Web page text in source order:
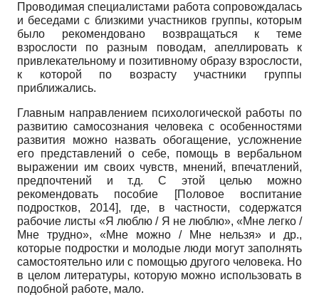
Проводимая специалистами работа сопровождалась
и беседами с близкими участников группы, которым
было рекомендовано возвращаться к теме
взрослости по разным поводам, апеллировать к
привлекательному и позитивному образу взрослости,
к которой по возрасту участники группы
приближались.
Главным направлением психологической работы по
развитию самосознания человека с особенностями
развития можно назвать обогащение, усложнение
его представлений о себе, помощь в вербальном
выражении им своих чувств, мнений, впечатлений,
предпочтений и т.д. С этой целью можно
рекомендовать пособие
[Половое воспитание
подростков, 2014], где, в частности, содержатся
рабочие листы «Я люблю / Я не люблю», «Мне легко /
Мне трудно», «Мне можно / Мне нельзя» и др.,
которые подростки и молодые люди могут заполнять
самостоятельно или с помощью другого человека. Но
в целом литературы, которую можно использовать в
подобной работе, мало.